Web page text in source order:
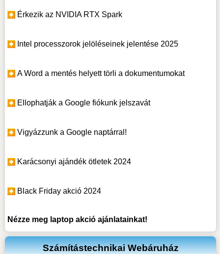
Érkezik az NVIDIA RTX Spark
Intel processzorok jelöléseinek jelentése 2025
A Word a mentés helyett törli a dokumentumokat
Ellophatják a Google fiókunk jelszavát
Vigyázzunk a Google naptárral!
Karácsonyi ajándék ötletek 2024
Black Friday akció 2024
Nézze meg laptop akcióajánlatainkat!
Számítástechnikai Webáruház